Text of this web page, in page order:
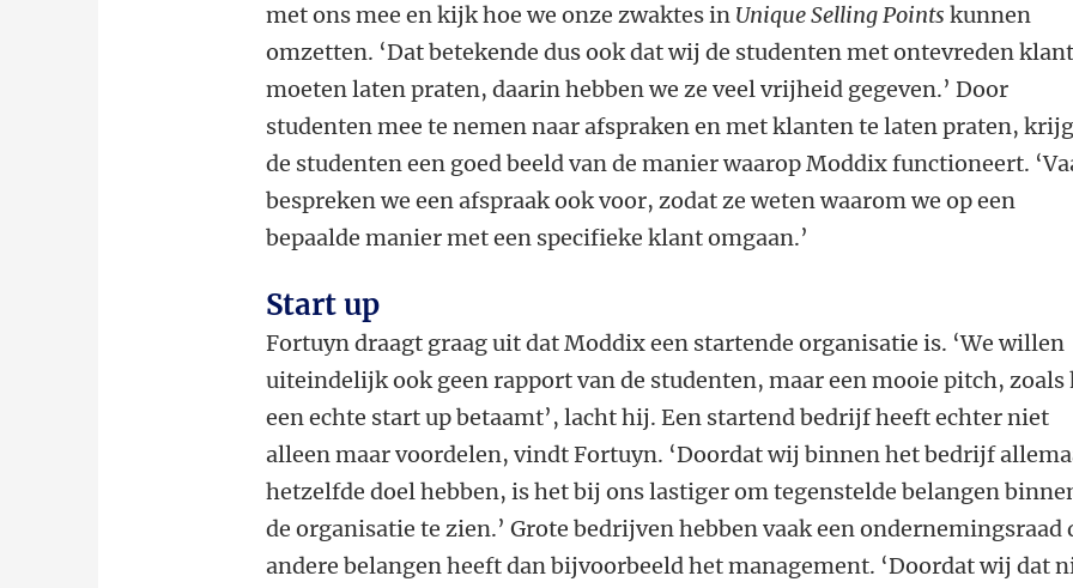
met ons mee en kijk hoe we onze zwaktes in Unique Selling Points kunnen
omzetten. ‘Dat betekende dus ook dat wij de studenten met ontevreden
moeten laten praten, daarin hebben we ze veel vrijheid gegeven.’ Door
studenten mee te nemen naar afspraken en met klanten te laten praten,
de studenten een goed beeld van de manier waarop Moddix functioneert.
bespreken we een afspraak ook voor, zodat ze weten waarom we op een
bepaalde manier met een specifieke klant omgaan.’
Start up
Fortuyn draagt graag uit dat Moddix een startende organisatie is. ‘We willen
uiteindelijk ook geen rapport van de studenten, maar een mooie pitch, zoals
een echte start up betaamt’, lacht hij. Een startend bedrijf heeft echter niet
alleen maar voordelen, vindt Fortuyn. ‘Doordat wij binnen het bedrijf
hetzelfde doel hebben, is het bij ons lastiger om tegenstelde belangen
de organisatie te zien.’ Grote bedrijven hebben vaak een ondernemingsraad
andere belangen heeft dan bijvoorbeeld het management. ‘Doordat wij dat